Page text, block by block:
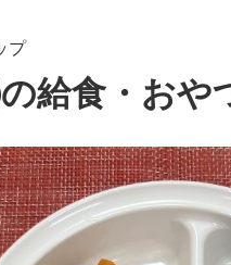
プ
給食・おや